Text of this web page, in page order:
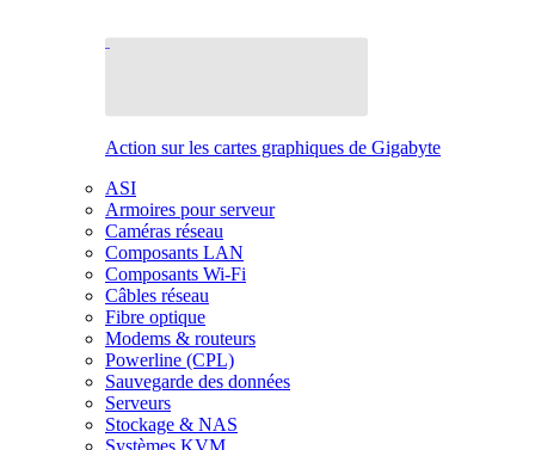
Action sur les cartes graphiques de Gigabyte
ASI
Armoires pour serveur
Caméras réseau
Composants LAN
Composants Wi-Fi
Câbles réseau
Fibre optique
Modems & routeurs
Powerline (CPL)
Sauvegarde des données
Serveurs
Stockage & NAS
Systèmes KVM